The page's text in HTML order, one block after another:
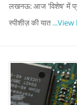
लखनऊ: आज 'विशेष' में
स्पीशीज़ की यात